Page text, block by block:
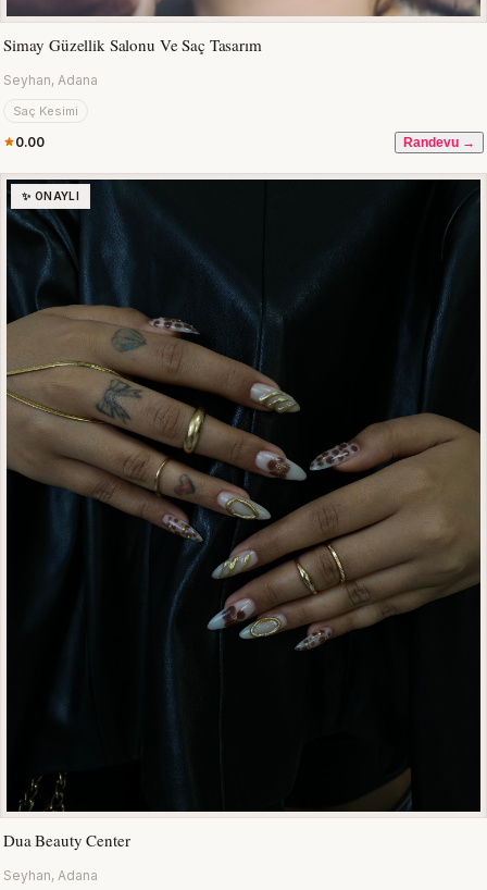
Simay Güzellik Salonu Ve Saç Tasarım
Seyhan, Adana
Saç Kesimi
0.00 Randevu →
✨ ONAYLI
Dua Beauty Center
Seyhan, Adana